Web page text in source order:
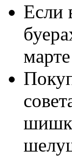
Если